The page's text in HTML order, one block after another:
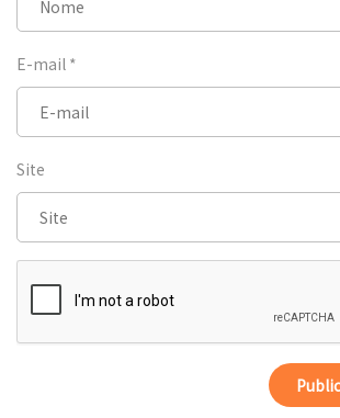
E-mail *
Site